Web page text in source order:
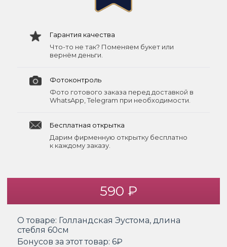
Гарантия качества
Что-то не так? Поменяем букет или
вернём деньги.
Фотоконтроль
Фото готового заказа перед доставкой в
WhatsApp, Telegram при необходимости.
Бесплатная открытка
Дарим фирменную открытку бесплатно
к каждому заказу.
590 ₽
О товаре: Голландская Эустома, длина
стебля 60см
Бонусов за этот товар: 6₽